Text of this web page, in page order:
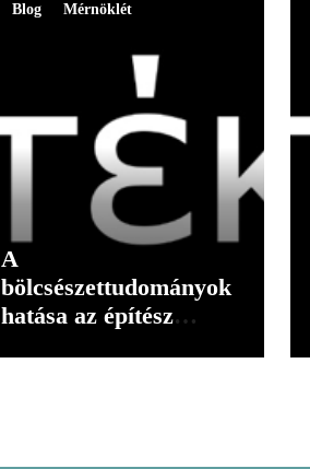
Blog Mérnöklét
A
bölcsészettudományok
hatása az építész